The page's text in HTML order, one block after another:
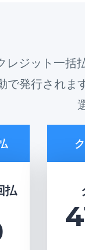
レジット一括
で発行されま
払